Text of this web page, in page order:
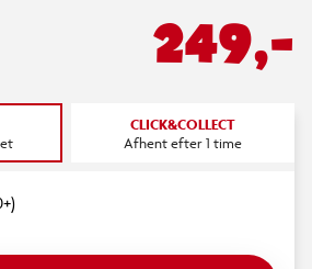
249,-
CLICK&COLLECT
Afhent efter 1 time